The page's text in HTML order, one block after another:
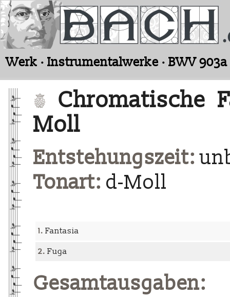
Werk · Instrumentalwerke · BWV 903a
Chromatische
Moll
Entstehungszeit:
Tonart: d-Moll
1. Fantasia
2. Fuga
Gesamtausgaben: